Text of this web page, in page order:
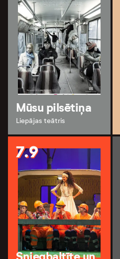
Mūsu pilsētiņa
Liepājas teātris
7.9